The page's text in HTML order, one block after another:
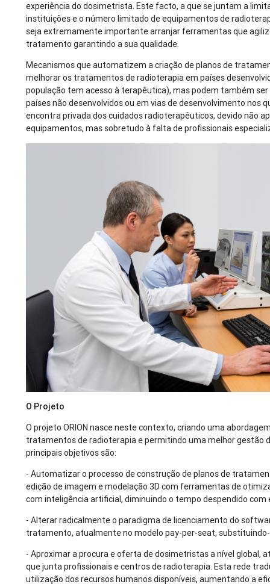
experiência do dosimetrista. Este facto, a que se juntam a
instituições e o número limitado de equipamentos de
seja extremamente importante arranjar ferramentas que
tratamento garantindo a sua qualidade.
Mecanismos que automatizem a criação de planos de
melhorar os tratamentos de radioterapia em países
população tem acesso à terapêutica), mas podem também
países não desenvolvidos ou em vias de desenvolvimento nos
encontra privada dos cuidados radioterapêuticos, devido não
equipamentos, mas sobretudo à falta de profissionais
O Projeto
O projeto ORION nasce neste contexto, criando uma
tratamentos de radioterapia e permitindo uma melhor gestão
principais objetivos são:
- Automatizar o processo de construção de planos de
edição de imagem e modelação 3D com ferramentas de
com inteligência artificial, diminuindo o tempo despendido
- Alterar radicalmente o paradigma de licenciamento do
tratamento, atualmente no modelo pay-per-seat,
- Aproximar a procura e oferta de dosimetristas a nível global,
que junta profissionais e centros de radioterapia. Esta rede
utilização dos recursos humanos disponíveis, aumentando a